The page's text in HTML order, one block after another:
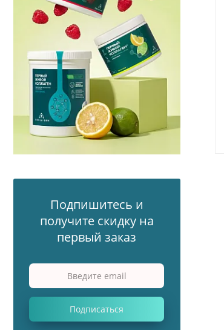
Подпишитесь и
получите скидку на
первый заказ
Подписаться